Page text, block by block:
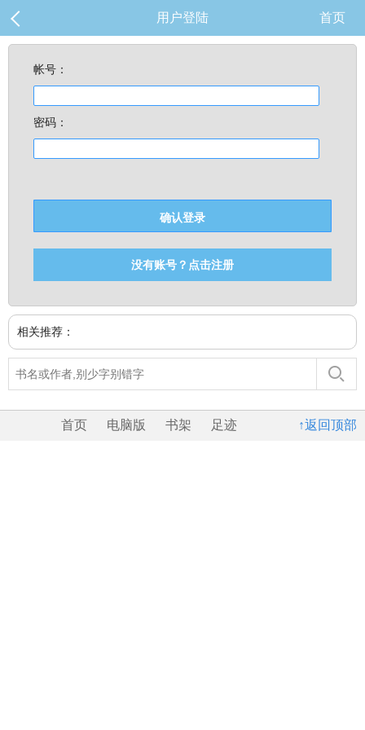
用户登陆 首页
帐号：
密码：
没有账号？点击注册
相关推荐：
↑返回顶部
首页 电脑版 书架 足迹